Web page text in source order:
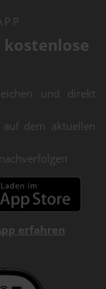
kostenlose
und direkt
dem aktuellen
erfahren